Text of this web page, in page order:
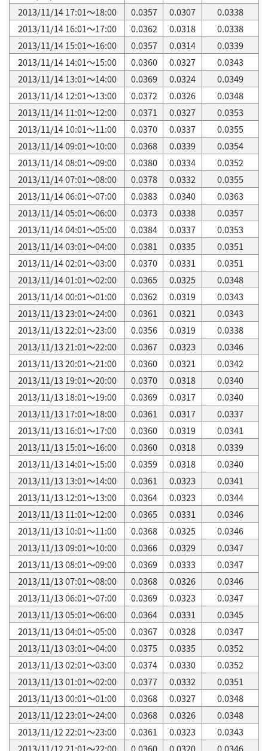
2013/11/14 17:01～18:00
0.0357 0.0307
0.0338
2013/11/14 16:01～17:00
0.0362 0.0318
0.0338
2013/11/14 15:01～16:00
0.0357 0.0314
0.0339
2013/11/14 14:01～15:00
0.0360 0.0327
0.0343
2013/11/14 13:01～14:00
0.0369 0.0324
0.0349
2013/11/14 12:01～13:00
0.0372 0.0326
0.0348
2013/11/14 11:01～12:00
0.0371 0.0327
0.0353
2013/11/14 10:01～11:00
0.0370 0.0337
0.0355
2013/11/14 09:01～10:00
0.0368 0.0339
0.0354
2013/11/14 08:01～09:00
0.0380 0.0334
0.0352
2013/11/14 07:01～08:00
0.0378 0.0332
0.0355
2013/11/14 06:01～07:00
0.0383 0.0340
0.0363
2013/11/14 05:01～06:00
0.0373 0.0338
0.0357
2013/11/14 04:01～05:00
0.0384 0.0337
0.0353
2013/11/14 03:01～04:00
0.0381 0.0335
0.0351
2013/11/14 02:01～03:00
0.0370 0.0331
0.0351
2013/11/14 01:01～02:00
0.0365 0.0325
0.0348
2013/11/14 00:01～01:00
0.0362 0.0319
0.0343
2013/11/13 23:01～24:00
0.0361 0.0321
0.0343
2013/11/13 22:01～23:00
0.0356 0.0319
0.0338
2013/11/13 21:01～22:00
0.0367 0.0323
0.0346
2013/11/13 20:01～21:00
0.0360 0.0321
0.0342
2013/11/13 19:01～20:00
0.0370 0.0318
0.0340
2013/11/13 18:01～19:00
0.0369 0.0317
0.0340
2013/11/13 17:01～18:00
0.0361 0.0317
0.0337
2013/11/13 16:01～17:00
0.0360 0.0319
0.0341
2013/11/13 15:01～16:00
0.0360 0.0318
0.0339
2013/11/13 14:01～15:00
0.0359 0.0318
0.0340
2013/11/13 13:01～14:00
0.0361 0.0323
0.0341
2013/11/13 12:01～13:00
0.0364 0.0323
0.0344
2013/11/13 11:01～12:00
0.0365 0.0331
0.0346
2013/11/13 10:01～11:00
0.0368 0.0325
0.0346
2013/11/13 09:01～10:00
0.0366 0.0329
0.0347
2013/11/13 08:01～09:00
0.0369 0.0333
0.0347
2013/11/13 07:01～08:00
0.0368 0.0326
0.0346
2013/11/13 06:01～07:00
0.0369 0.0323
0.0347
2013/11/13 05:01～06:00
0.0364 0.0331
0.0345
2013/11/13 04:01～05:00
0.0367 0.0328
0.0347
2013/11/13 03:01～04:00
0.0375 0.0335
0.0352
2013/11/13 02:01～03:00
0.0374 0.0330
0.0352
2013/11/13 01:01～02:00
0.0377 0.0332
0.0351
2013/11/13 00:01～01:00
0.0368 0.0327
0.0348
2013/11/12 23:01～24:00
0.0368 0.0326
0.0348
2013/11/12 22:01～23:00
0.0361 0.0323
0.0343
2013/11/12 21:01～22:00
0.0360 0.0320
0.0346